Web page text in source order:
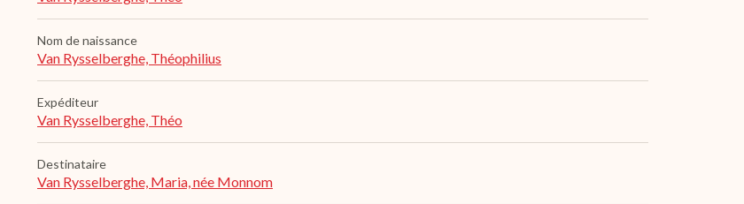
Nom de naissance
Van Rysselberghe, Théophilius
Expéditeur
Van Rysselberghe, Théo
Destinataire
Van Rysselberghe, Maria, née Monnom